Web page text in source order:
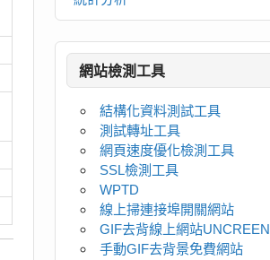
網站檢測工具
結構化資料測試工具
測試轉址工具
網頁速度優化檢測工具
SSL檢測工具
WPTD
線上掃連接埠開關網站
GIF去背線上網站UNCREEN
手動GIF去背景免費網站